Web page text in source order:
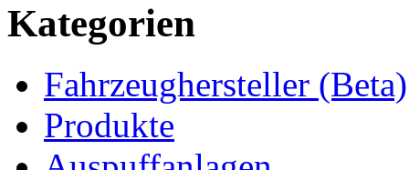
Kategorien
Fahrzeughersteller (Beta)
Produkte